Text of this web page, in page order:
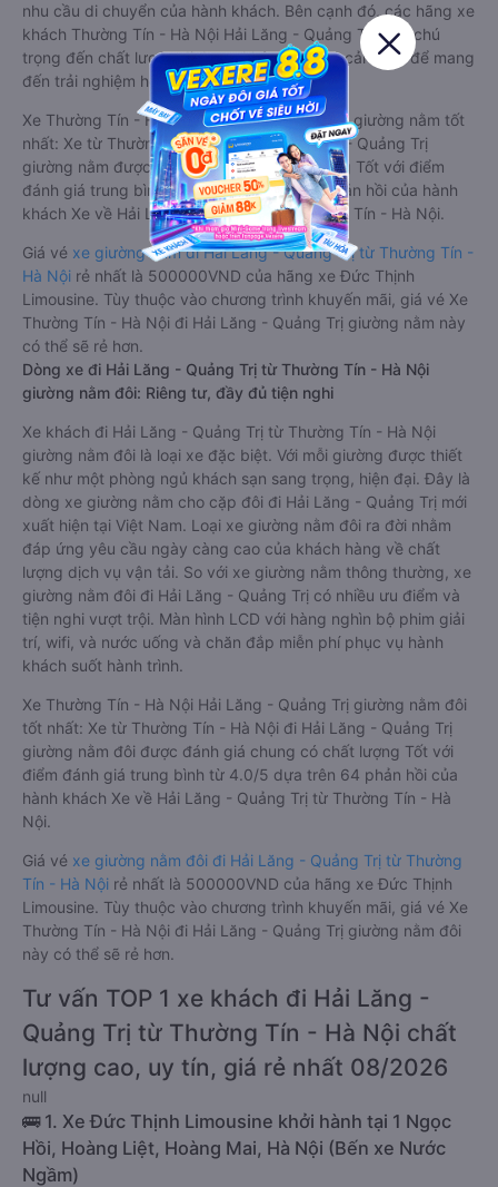
nhu cầu di chuyển của hành khách. Bên cạnh đó, các hãng xe
khách Thường Tín - Hà Nội Hải Lăng - Quảng Trị luôn chú
trọng đến chất lượng dịch vụ, không ngừng cải thiện để mang
đến trải nghiệm hoàn hảo cho hành khách.
Xe Thường Tín - Hà Nội Hải Lăng - Quảng Trị giường nằm tốt
nhất: Xe từ Thường Tín - Hà Nội đi Hải Lăng - Quảng Trị
giường nằm được đánh giá chung chất lượng Tốt với điểm
đánh giá trung bình từ 4.0/5 dựa trên 64 phản hồi của hành
khách Xe về Hải Lăng - Quảng Trị từ Thường Tín - Hà Nội.
Giá vé xe giường nằm đi Hải Lăng - Quảng Trị từ Thường Tín -
Hà Nội rẻ nhất là 500000VND của hãng xe Đức Thịnh
Limousine. Tùy thuộc vào chương trình khuyến mãi, giá vé Xe
Thường Tín - Hà Nội đi Hải Lăng - Quảng Trị giường nằm này
có thể sẽ rẻ hơn.
Dòng xe đi Hải Lăng - Quảng Trị từ Thường Tín - Hà Nội
giường nằm đôi: Riêng tư, đầy đủ tiện nghi
Xe khách đi Hải Lăng - Quảng Trị từ Thường Tín - Hà Nội
giường nằm đôi là loại xe đặc biệt. Với mỗi giường được thiết
kế như một phòng ngủ khách sạn sang trọng, hiện đại. Đây là
dòng xe giường nằm cho cặp đôi đi Hải Lăng - Quảng Trị mới
xuất hiện tại Việt Nam. Loại xe giường nằm đôi ra đời nhằm
đáp ứng yêu cầu ngày càng cao của khách hàng về chất
lượng dịch vụ vận tải. So với xe giường nằm thông thường, xe
giường nằm đôi đi Hải Lăng - Quảng Trị có nhiều ưu điểm và
tiện nghi vượt trội. Màn hình LCD với hàng nghìn bộ phim giải
trí, wifi, và nước uống và chăn đắp miễn phí phục vụ hành
khách suốt hành trình.
Xe Thường Tín - Hà Nội Hải Lăng - Quảng Trị giường nằm đôi
tốt nhất: Xe từ Thường Tín - Hà Nội đi Hải Lăng - Quảng Trị
giường nằm đôi được đánh giá chung có chất lượng Tốt với
điểm đánh giá trung bình từ 4.0/5 dựa trên 64 phản hồi của
hành khách Xe về Hải Lăng - Quảng Trị từ Thường Tín - Hà
Nội.
Giá vé xe giường nằm đôi đi Hải Lăng - Quảng Trị từ Thường
Tín - Hà Nội rẻ nhất là 500000VND của hãng xe Đức Thịnh
Limousine. Tùy thuộc vào chương trình khuyến mãi, giá vé Xe
Thường Tín - Hà Nội đi Hải Lăng - Quảng Trị giường nằm đôi
này có thể sẽ rẻ hơn.
Tư vấn TOP 1 xe khách đi Hải Lăng -
Quảng Trị từ Thường Tín - Hà Nội chất
lượng cao, uy tín, giá rẻ nhất 08/2026
null
🚌 1. Xe Đức Thịnh Limousine khởi hành tại 1 Ngọc
Hồi, Hoàng Liệt, Hoàng Mai, Hà Nội (Bến xe Nước
Ngầm)